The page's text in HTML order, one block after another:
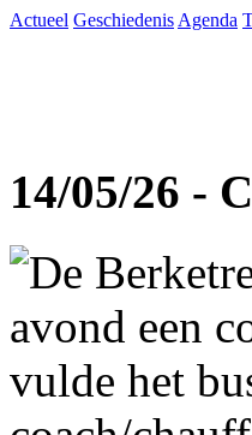
Actueel Geschiedenis Agenda
14/05/26 -
De
avond een
vulde het